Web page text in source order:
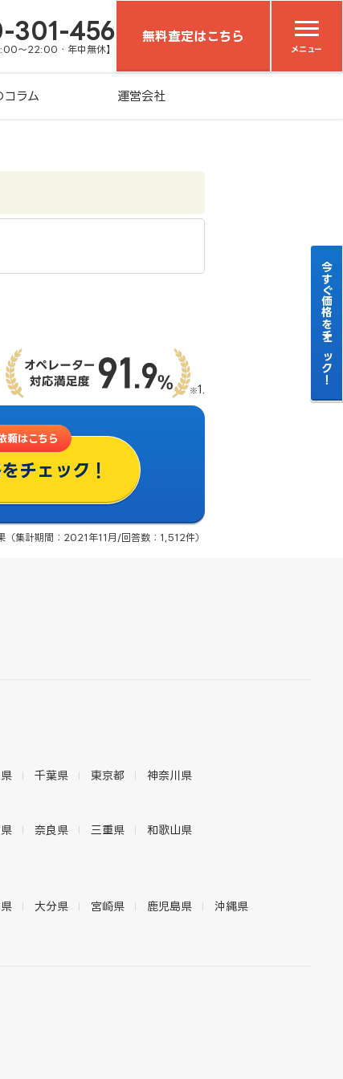
301-456
～22:00・年中無休】
無料査定はこちら
メニュー
コラム 運営会社
頼はこちら
チェック！
集計期間：2021年11月/回答数：1,512件）
千葉県 東京都 神奈川県
奈良県 三重県 和歌山県
大分県 宮崎県 鹿児島県 沖縄県
今すぐ価格をチェック！